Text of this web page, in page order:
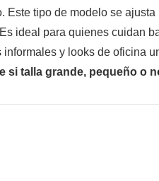
Este tipo de modelo se
ideal para quienes cuidan
y looks de oficina
si talla grande, pequeño o